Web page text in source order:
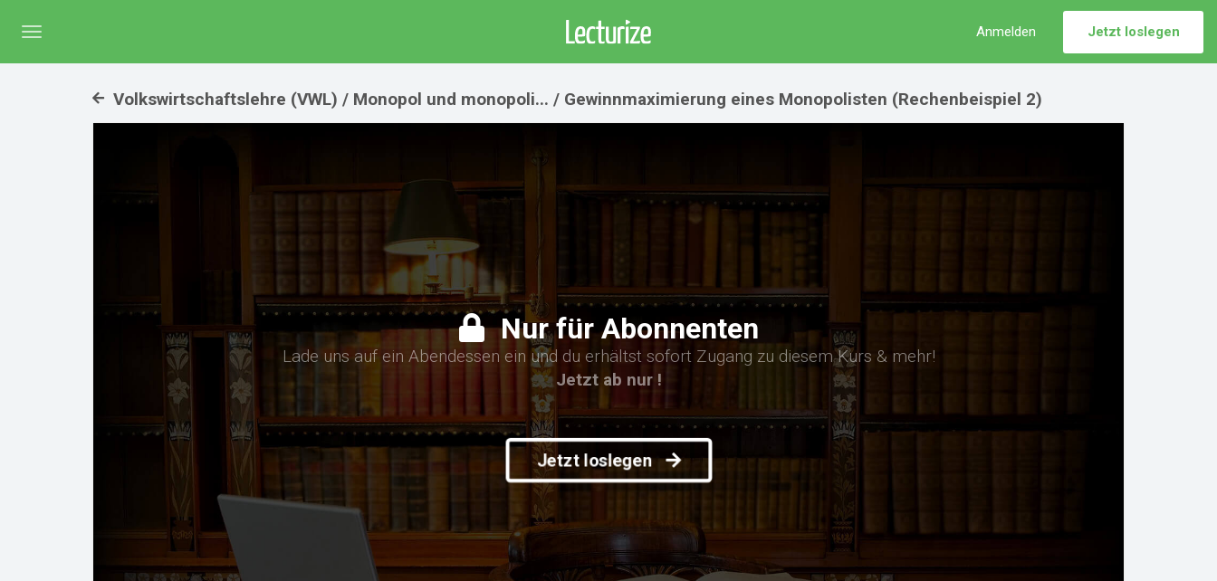
Menü
Jetzt loslegen
Anmelden
Volkswirtschaftslehre (VWL) / Monopol und monopoli... / Gewinnmaximierung eines Monopolisten (Rechenbeispiel 2)
Nur für Abonnenten
Lade uns auf ein Abendessen ein und du erhältst sofort Zugang zu diesem Kurs & mehr!
Jetzt ab nur !
Jetzt loslegen